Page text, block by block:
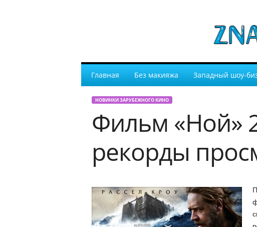
Главная Без макияжа Западный шоу-
НОВИНКИ ЗАРУБЕЖНОГО КИНО
Фильм «Ной»
рекорды